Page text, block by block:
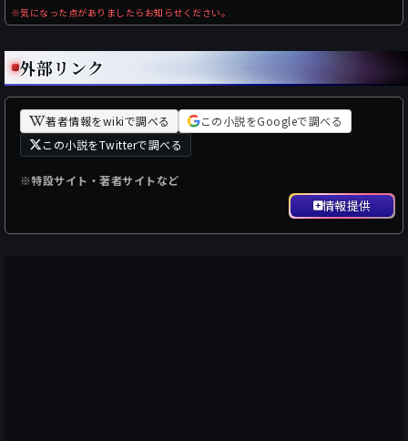
※気になった点がありましたらお知らせください。
外部リンク
著者情報をwikiで調べる
この小説をGoogleで調べる
この小説をTwitterで調べる
※特設サイト・著者サイトなど
情報提供